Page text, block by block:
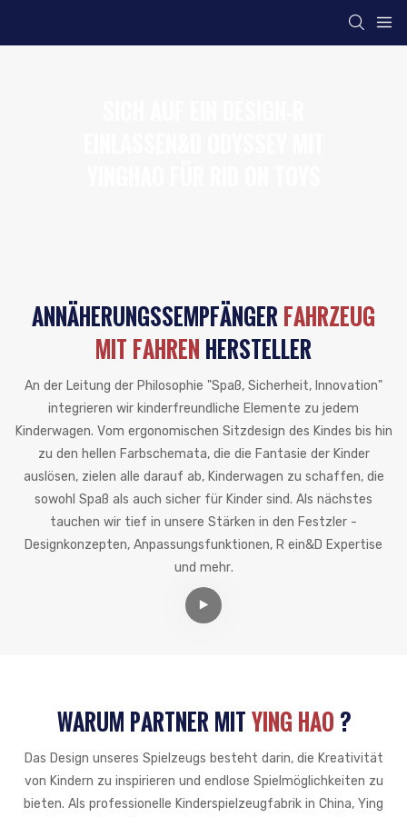
ANNÄHERUNGSSEMPFÄNGERFAHRZEUG
MIT FAHREN HERSTELLER
An der Leitung der Philosophie "Spaß, Sicherheit, Innovation"
integrieren wir kinderfreundliche Elemente zu jedem
Kinderwagen. Vom ergonomischen Sitzdesign des Kindes bis hin
zu den hellen Farbschemata, die die Fantasie der Kinder
auslösen, zielen alle darauf ab, Kinderwagen zu schaffen, die
sowohl Spaß als auch sicher für Kinder sind. Als nächstes
tauchen wir tief in unsere Stärken in den Festzler -
Designkonzepten, Anpassungsfunktionen, R ein&D Expertise
und mehr.
WARUM PARTNER MITYING HAO ?
Das Design unseres Spielzeugs besteht darin, die Kreativität
von Kindern zu inspirieren und endlose Spielmöglichkeiten zu
bieten. Als professionelle Kinderspielzeugfabrik in China, Ying